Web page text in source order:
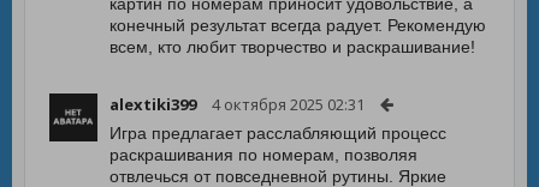
конечный результат всегда радует. Рекомендую
всем, кто любит творчество и раскрашивание!
alextiki399 4 октября 2025 02:31
Игра предлагает расслабляющий процесс
раскрашивания по номерам, позволяя
отвлечься от повседневной рутины. Яркие